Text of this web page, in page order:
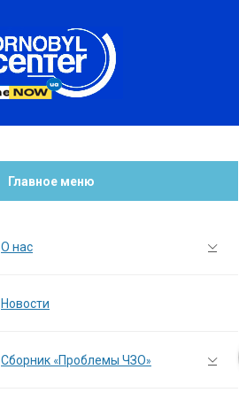
Главное меню
О нас
Новости
Сборник «Проблемы ЧЗО»